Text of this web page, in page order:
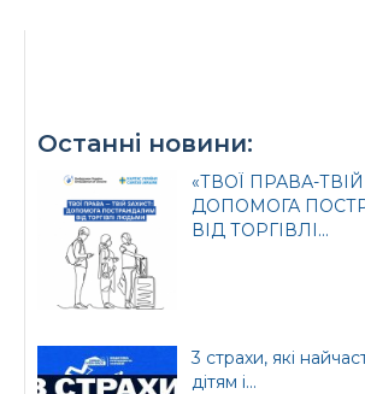
Останні новини:
«ТВОЇ ПРАВА-
ДОПОМОГА
ВІД ТОРГІВЛІ...
3 страхи, які
дітям і...